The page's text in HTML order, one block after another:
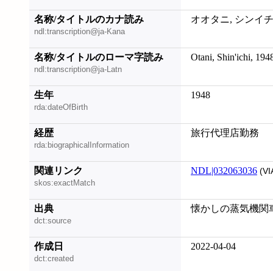
名称/タイトルのカナ読み
ndl:transcription@ja-Kana
オオタニ, シンイ
名称/タイトルのローマ字読み
ndl:transcription@ja-Latn
Otani, Shin'ichi,
生年
rda:dateOfBirth
1948
経歴
rda:biographicalInformation
旅行代理店勤務
関連リンク
skos:exactMatch
NDL|032063036
出典
dct:source
懐かしの蒸気機関
作成日
dct:created
2022-04-04